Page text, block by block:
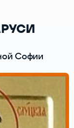
Софии